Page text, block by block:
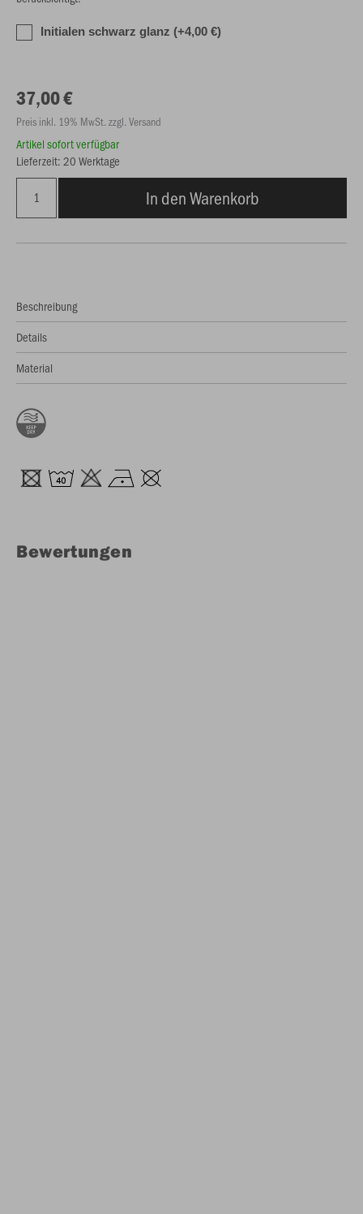
Initialen schwarz glanz (+4,00 €)
37,00 €
Preis inkl. 19% MwSt. zzgl. Versand
Artikel sofort verfügbar
Lieferzeit: 20 Werktage
In den Warenkorb
Beschreibung
Details
Material
Bewertungen